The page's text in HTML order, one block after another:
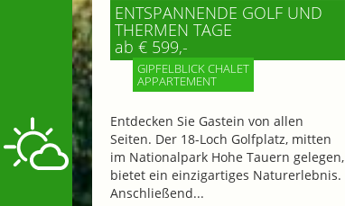
ENTSPANNENDE GOLF UND
THERMEN TAGE
ab € 599,-
GIPFELBLICK CHALET
APPARTEMENT
Entdecken Sie Gastein von allen
Seiten. Der 18-Loch Golfplatz, mitten
im Nationalpark Hohe Tauern gelegen,
bietet ein einzigartiges Naturerlebnis.
Anschließend...